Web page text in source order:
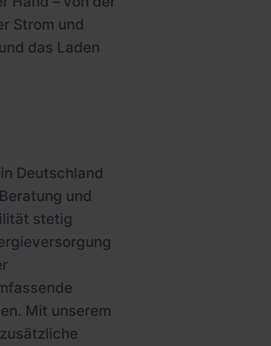
Strom und
das Laden
Deutschland
und
stetig
Mit unserem